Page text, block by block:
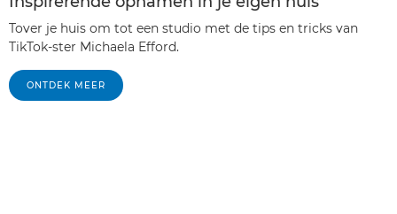
Tover je huis om tot een studio met de tips en tricks van
TikTok-ster Michaela Efford.
ONTDEK MEER